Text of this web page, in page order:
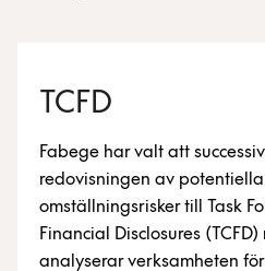
TCFD
Fabege har valt att
redovisningen av
omställningsrisker till Task
Financial Disclosures
analyserar verksamheten